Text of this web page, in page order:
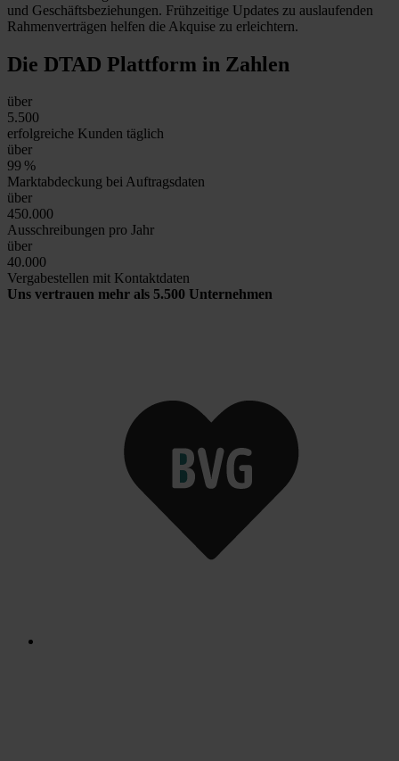
und Geschäftsbeziehungen. Frühzeitige Updates zu auslaufenden
Rahmenverträgen helfen die Akquise zu erleichtern.
Die DTAD Plattform in Zahlen
über
5.500
erfolgreiche Kunden täglich
über
99 %
Marktabdeckung bei Auftragsdaten
über
450.000
Ausschreibungen pro Jahr
über
40.000
Vergabestellen mit Kontaktdaten
Uns vertrauen mehr als 5.500 Unternehmen